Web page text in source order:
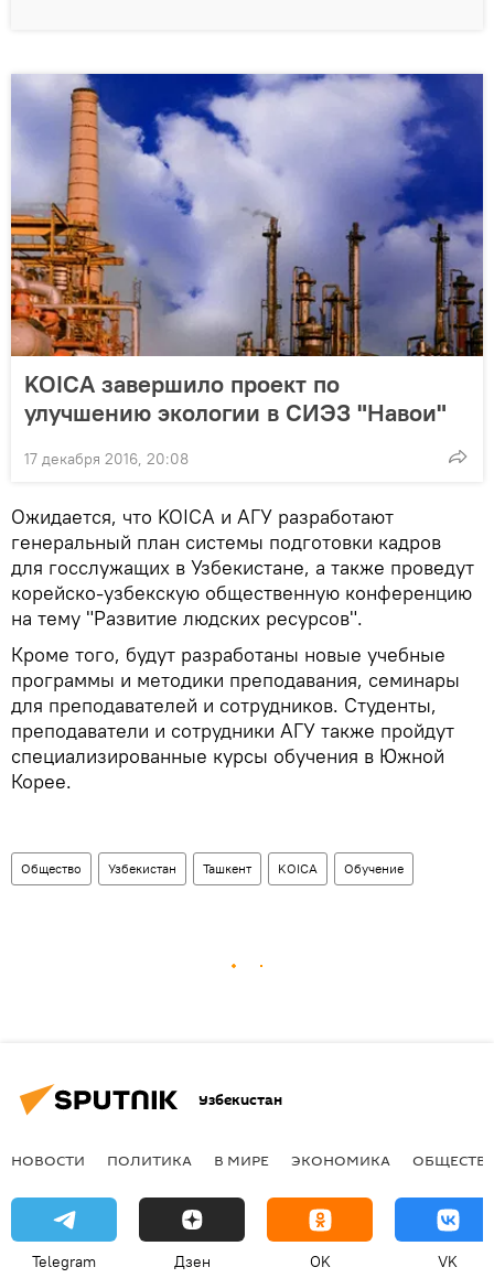
KOICA завершило проект по
улучшению экологии в СИЭЗ "Навои"
17 декабря 2016, 20:08
Ожидается, что KOICA и AГУ разработают
генеральный план системы подготовки кадров
для госслужащих в Узбекистане, а также проведут
корейско-узбекскую общественную конференцию
на тему "Развитие людских ресурсов".
Кроме того, будут разработаны новые учебные
программы и методики преподавания, семинары
для преподавателей и сотрудников. Студенты,
преподаватели и сотрудники АГУ также пройдут
специализированные курсы обучения в Южной
Корее.
Общество Узбекистан Ташкент KOICA Обучение
Узбекистан
НОВОСТИ ПОЛИТИКА В МИРЕ ЭКОНОМИКА
Telegram Дзен OK VK